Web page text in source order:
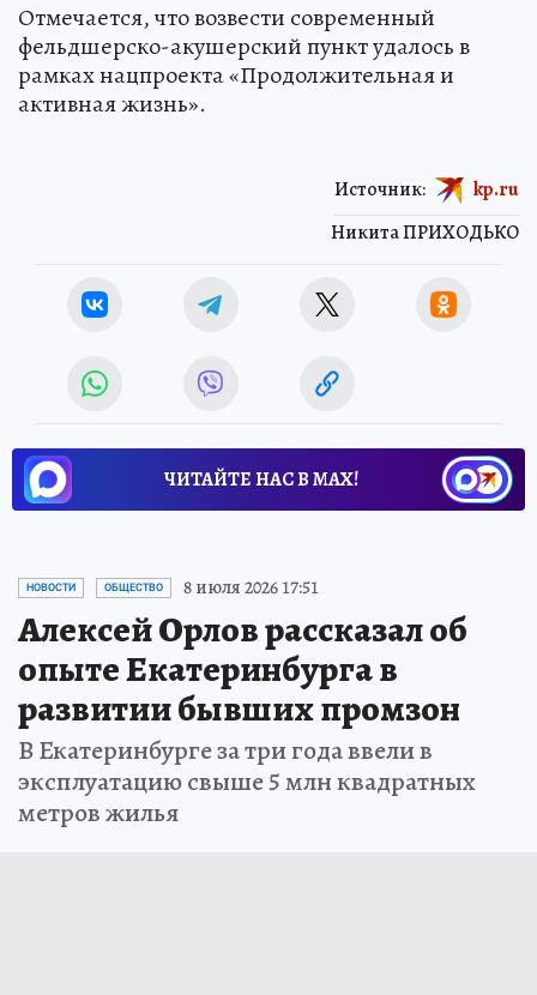
Отмечается, что возвести современный
фельдшерско-акушерский пункт удалось в
рамках нацпроекта «Продолжительная и
активная жизнь».
Никита ПРИХОДЬКО
Источник: kp.ru
ЧИТАЙТЕ НАС В МАХ!
НОВОСТИ ОБЩЕСТВО 8 июля 2026 17:51
Алексей Орлов рассказал об
опыте Екатеринбурга в
развитии бывших промзон
В Екатеринбурге за три года ввели в
эксплуатацию свыше 5 млн квадратных
метров жилья